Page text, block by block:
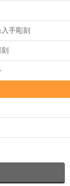
手彫刻